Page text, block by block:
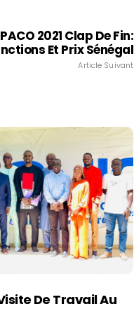
2021 Clap De Fin:
Et Prix Sénégal
Article Suivant
De Travail Au